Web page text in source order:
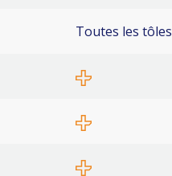
Toutes les